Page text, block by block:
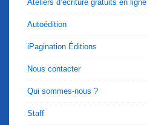
Ateliers d’écriture gratuits en ligne
Autoédition
iPagination Éditions
Nous contacter
Qui sommes-nous ?
Staff